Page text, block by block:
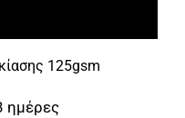
125gsm
ημέρες